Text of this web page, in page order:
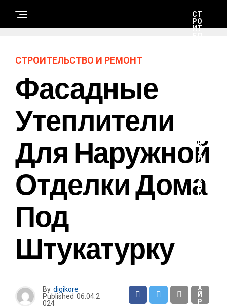
СТ
РО
ИТ
К
А
И
Т
Х
Н
О
Ы
Х
И
Р
СТРОИТЕЛЬСТВО И РЕМОНТ
Фасадные
Утеплители
Для Наружной
Отделки Дома
Под
Штукатурку
By digikore
Published 06.04.2
024